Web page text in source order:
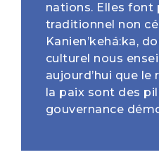
nations. Elles
traditionnel non
Kanien’kehá:ka,
culturel nous
aujourd’hui que
la paix sont des
gouvernance